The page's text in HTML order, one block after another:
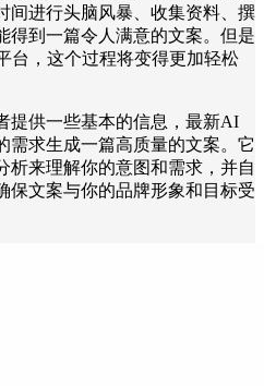
间进行头脑风暴、收集资料、撰
得到一篇令人满意的文案。但是
台，这个过程将变得更加轻松
提供一些基本的信息，最新AI
需求生成一篇高质量的文案。它
析来理解你的意图和需求，并自
保文案与你的品牌形象和目标受